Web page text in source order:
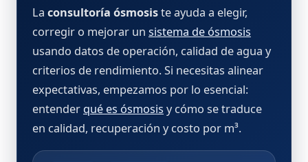
La consultoría ósmosiste ayuda a elegir,
corregir o mejorar un sistema de ósmosis
usando datos de operación, calidad de agua y
criterios de rendimiento. Si necesitas alinear
expectativas, empezamos por lo esencial:
entender qué es ósmosis y cómo se traduce
en calidad, recuperación y costo por m³.